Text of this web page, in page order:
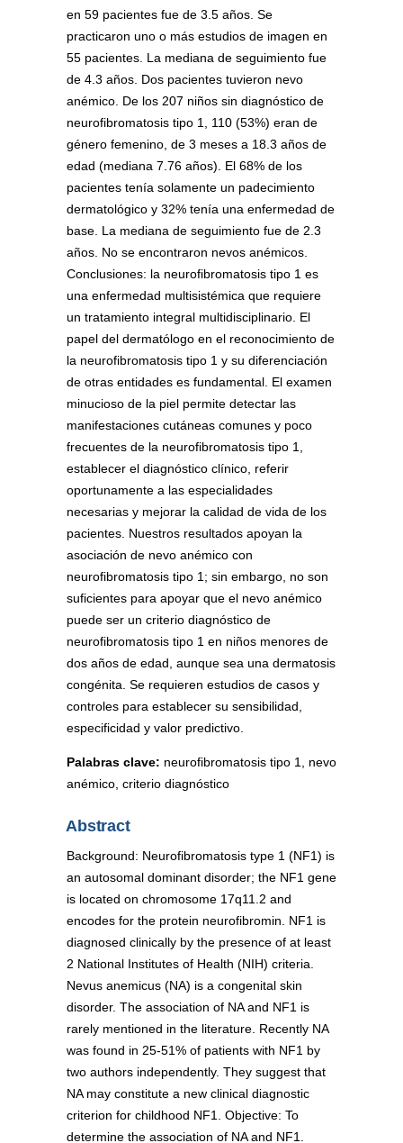
en 59 pacientes fue de 3.5 años. Se
practicaron uno o más estudios de imagen en
55 pacientes. La mediana de seguimiento fue
de 4.3 años. Dos pacientes tuvieron nevo
anémico. De los 207 niños sin diagnóstico de
neurofibromatosis tipo 1, 110 (53%) eran de
género femenino, de 3 meses a 18.3 años de
edad (mediana 7.76 años). El 68% de los
pacientes tenía solamente un padecimiento
dermatológico y 32% tenía una enfermedad de
base. La mediana de seguimiento fue de 2.3
años. No se encontraron nevos anémicos.
Conclusiones: la neurofibromatosis tipo 1 es
una enfermedad multisistémica que requiere
un tratamiento integral multidisciplinario. El
papel del dermatólogo en el reconocimiento de
la neurofibromatosis tipo 1 y su diferenciación
de otras entidades es fundamental. El examen
minucioso de la piel permite detectar las
manifestaciones cutáneas comunes y poco
frecuentes de la neurofibromatosis tipo 1,
establecer el diagnóstico clínico, referir
oportunamente a las especialidades
necesarias y mejorar la calidad de vida de los
pacientes. Nuestros resultados apoyan la
asociación de nevo anémico con
neurofibromatosis tipo 1; sin embargo, no son
suficientes para apoyar que el nevo anémico
puede ser un criterio diagnóstico de
neurofibromatosis tipo 1 en niños menores de
dos años de edad, aunque sea una dermatosis
congénita. Se requieren estudios de casos y
controles para establecer su sensibilidad,
especificidad y valor predictivo.
Palabras clave: neurofibromatosis tipo 1, nevo
anémico, criterio diagnóstico
Abstract
Background: Neurofibromatosis type 1 (NF1) is
an autosomal dominant disorder; the NF1 gene
is located on chromosome 17q11.2 and
encodes for the protein neurofibromin. NF1 is
diagnosed clinically by the presence of at least
2 National Institutes of Health (NIH) criteria.
Nevus anemicus (NA) is a congenital skin
disorder. The association of NA and NF1 is
rarely mentioned in the literature. Recently NA
was found in 25-51% of patients with NF1 by
two authors independently. They suggest that
NA may constitute a new clinical diagnostic
criterion for childhood NF1. Objective: To
determine the association of NA and NF1.